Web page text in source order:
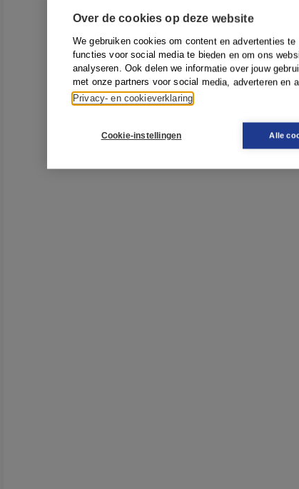
Over de cookies op deze website
We gebruiken cookies om content en advertenties te
functies voor social media te bieden en om ons
analyseren. Ook delen we informatie over jouw
met onze partners voor social media, adverteren en
Privacy- en cookieverklaring
Cookie-instellingen Alle